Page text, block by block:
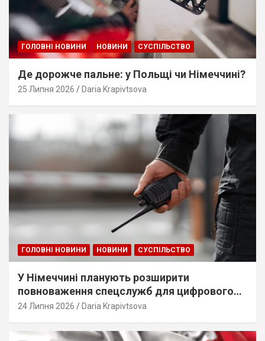
ГОЛОВНІ НОВИНИ НОВИНИ СУСПІЛЬСТВО
Де дорожче пальне: у Польщі чи Німеччині?
25 Липня 2026 Daria Krapivtsova
ГОЛОВНІ НОВИНИ НОВИНИ СУСПІЛЬСТВО
У Німеччині планують розширити
повноваження спецслужб для цифрового
стеження
24 Липня 2026 Daria Krapivtsova